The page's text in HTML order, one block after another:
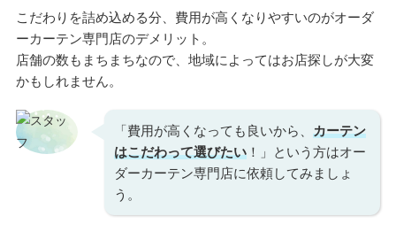
こだわりを詰め込める分、費用が高くなりやすいのがオーダ
ーカーテン専門店のデメリット。
店舗の数もまちまちなので、地域によってはお店探しが大変
かもしれません。
「費用が高くなっても良いから、カーテン
はこだわって選びたい ！」という方はオー
ダーカーテン専門店に依頼してみましょ
う。